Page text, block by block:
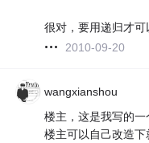
很对，要用递归才可
2010-09-20
wangxianshou
楼主，这是我写的
楼主可以自己改造下